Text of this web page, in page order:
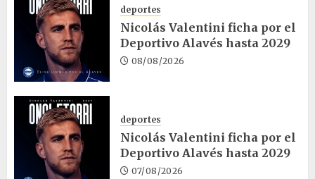
deportes
Nicolás Valentini ficha por el
Deportivo Alavés hasta 2029
08/08/2026
deportes
Nicolás Valentini ficha por el
Deportivo Alavés hasta 2029
07/08/2026